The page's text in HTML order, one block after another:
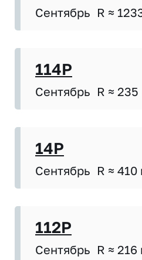
Сентябрь R ≈
114P
Сентябрь R ≈
14P
Сентябрь R ≈
112P
Сентябрь R ≈